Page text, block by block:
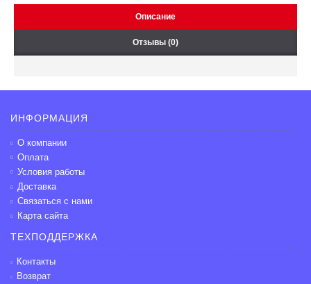
Описание
Отзывы (0)
ИНФОРМАЦИЯ
О компании
Оплата
Условия работы
Доставка
Связаться с нами
Карта сайта
ТЕХПОДДЕРЖКА
Контакты
Возврат